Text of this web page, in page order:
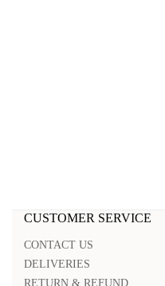
CUSTOMER SERVICE
CONTACT US
DELIVERIES
RETURN & REFUND